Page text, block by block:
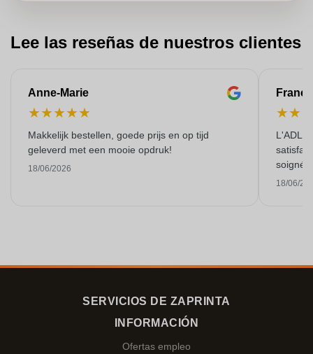
Lee las reseñas de nuestros clientes
Anne-Marie
★★★★★
Makkelijk bestellen, goede prijs en op tijd
geleverd met een mooie opdruk!
18/06/2026
★★
L'ADL
soigné
18/06/
SERVICIOS DE ZAPRINTA
INFORMACIÓN
Ofertas empleo